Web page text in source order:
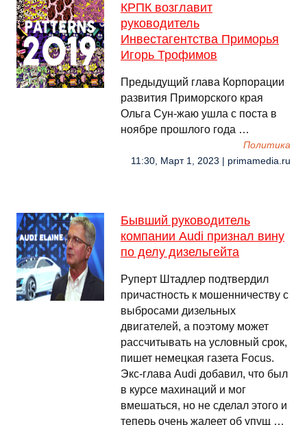
КРПК возглавит
руководитель
Инвестагентства Приморья
Игорь Трофимов
Предыдущий глава Корпорации
развития Приморского края
Ольга Сун-жаю ушла с поста в
ноябре прошлого года …
Политика
11:30, Март 1, 2023 | primamedia.ru
Бывший руководитель
компании Audi признал вину
по делу дизельгейта
Руперт Штадлер подтвердил
причастность к мошенничеству с
выбросами дизельных
двигателей, а поэтому может
рассчитывать на условный срок,
пишет немецкая газета Focus.
Экс-глава Audi добавил, что был
в курсе махинаций и мог
вмешаться, но не сделал этого и
теперь очень жалеет об упущ …